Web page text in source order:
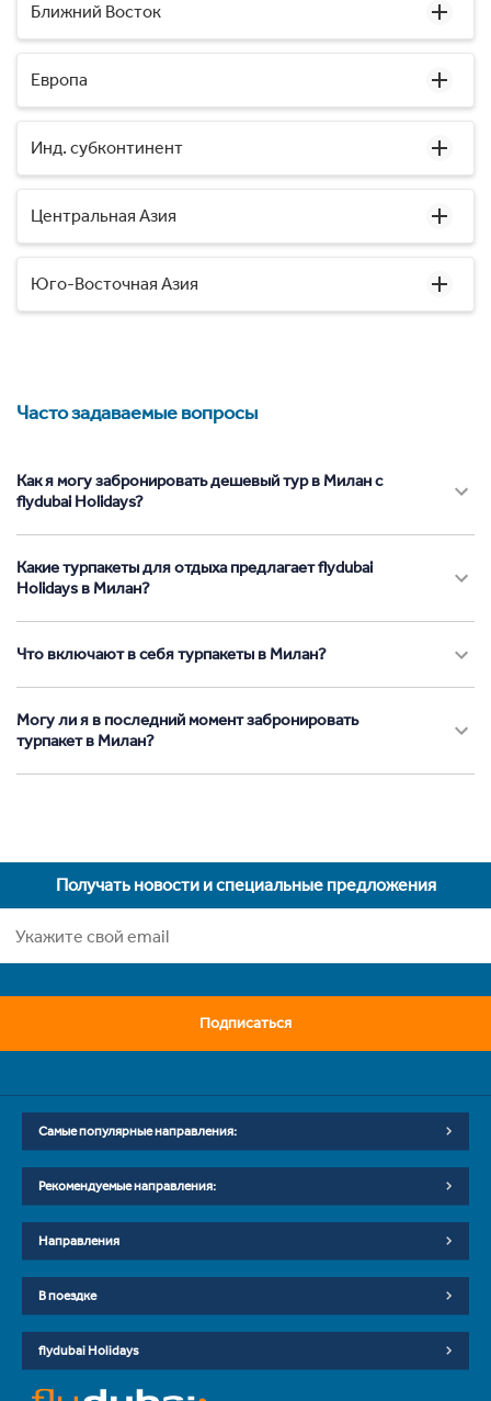
Ближний Восток
Европа
Инд. субконтинент
Центральная Азия
Юго-Восточная Азия
Часто задаваемые вопросы
Как я могу забронировать дешевый тур в Милан с
flydubai Holidays?
Какие турпакеты для отдыха предлагает flydubai
Holidays в Милан?
Что включают в себя турпакеты в Милан?
Могу ли я в последний момент забронировать
турпакет в Милан?
Получать новости и специальные предложения
Подписаться
Самые популярные направления:
Рекомендуемые направления:
Направления
В поездке
flydubai Holidays